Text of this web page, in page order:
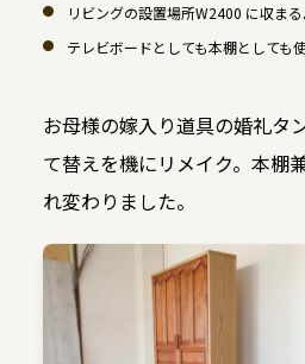
リビングの設置場所W2400 に収まる
テレビボードとしても本棚としても
お母様の嫁入り道具の婚礼タ
て替えを機にリメイク。本棚
れ変わりました。